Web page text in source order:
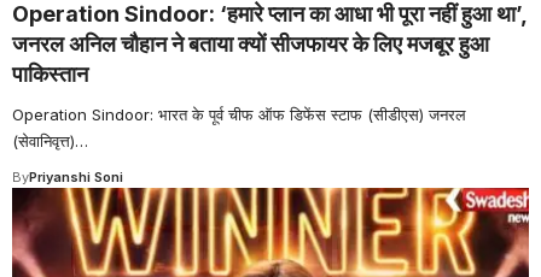
Operation Sindoor: ‘हमारे प्लान का आधा भी पूरा नहीं हुआ था’,
जनरल अनिल चौहान ने बताया क्यों सीजफायर के लिए मजबूर हुआ
पाकिस्तान
Operation Sindoor: भारत के पूर्व चीफ ऑफ डिफेंस स्टाफ (सीडीएस) जनरल
(सेवानिवृत्त)…
ByPriyanshi Soni